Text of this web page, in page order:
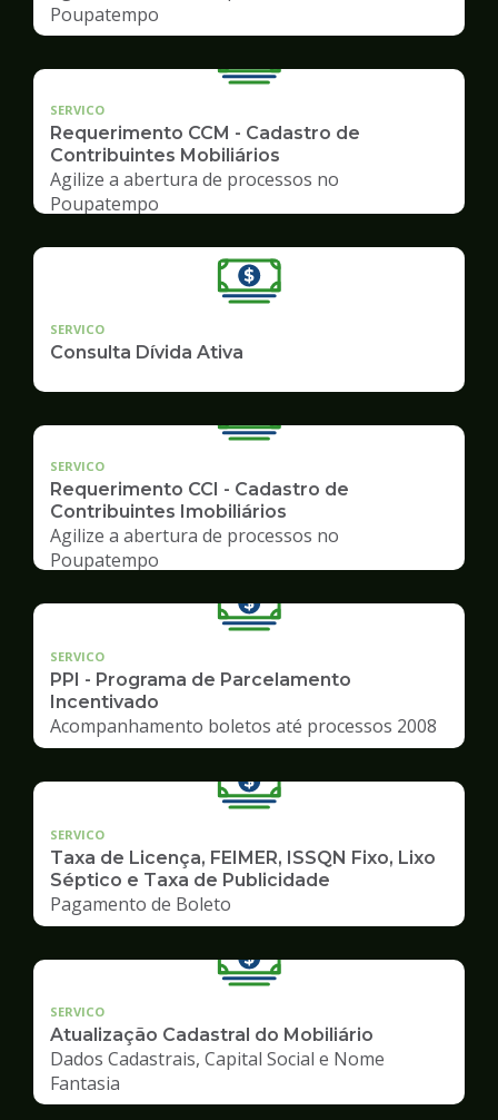
Poupatempo
SERVICO
Requerimento CCM - Cadastro de
Contribuintes Mobiliários
Agilize a abertura de processos no
Poupatempo
SERVICO
Consulta Dívida Ativa
SERVICO
Requerimento CCI - Cadastro de
Contribuintes Imobiliários
Agilize a abertura de processos no
Poupatempo
SERVICO
PPI - Programa de Parcelamento
Incentivado
Acompanhamento boletos até processos 2008
SERVICO
Taxa de Licença, FEIMER, ISSQN Fixo, Lixo
Séptico e Taxa de Publicidade
Pagamento de Boleto
SERVICO
Atualização Cadastral do Mobiliário
Dados Cadastrais, Capital Social e Nome
Fantasia